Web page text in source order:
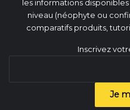
les informations
niveau (néophyte ou
comparatifs produits,
Inscrivez